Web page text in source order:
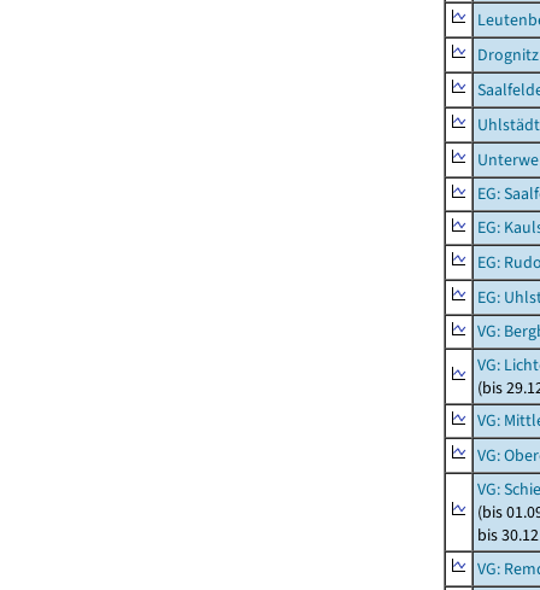
Drognitz
EG:
EG:
EG:
EG:
VG:
VG:
(bis
VG:
VG:
VG:
(bis
bis
VG: